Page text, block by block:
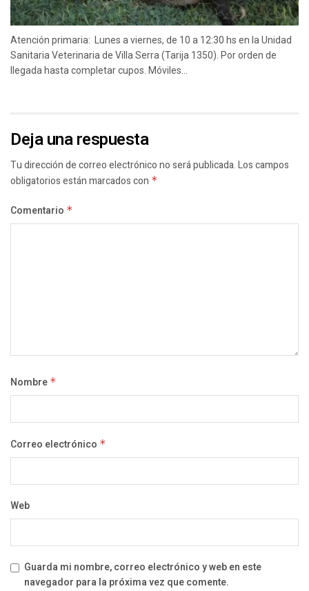
Atención primaria: Lunes a viernes, de 10 a 12:30 hs en la Unidad
Sanitaria Veterinaria de Villa Serra (Tarija 1350). Por orden de
llegada hasta completar cupos. Móviles...
Deja una respuesta
Tu dirección de correo electrónico no será publicada.Los campos
obligatorios están marcados con *
Comentario *
Nombre *
Correo electrónico *
Web
Guarda mi nombre, correo electrónico y web en este
navegador para la próxima vez que comente.